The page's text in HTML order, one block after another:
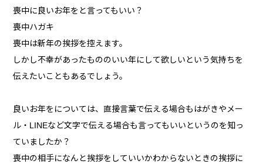
喪中に良いお年をと言ってもいい？
喪中ハガキ
喪中は新年の挨拶を控えます。
しかし不幸があったもののいい年にして欲しいという気持ちを
伝えたいこともあるでしょう。
良いお年をについては、直接言葉で伝える場合もはがきやメー
ル・LINEなど文字で伝える場合も言ってもいいというのを知っ
ていましたか？
喪中の相手になんと挨拶をしていいかわからないときの挨拶に